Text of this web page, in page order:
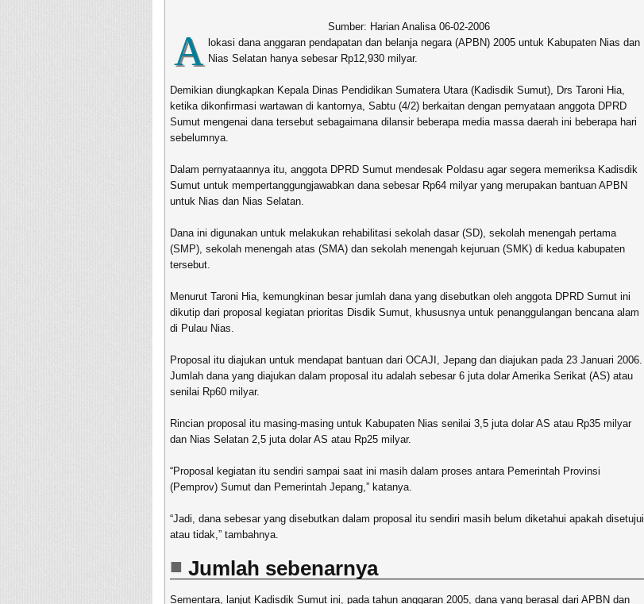
Sumber: Harian Analisa 06-02-2006
A lokasi dana anggaran pendapatan dan belanja negara (APBN) 2005 untuk Kabupaten Nias dan
Nias Selatan hanya sebesar Rp12,930 milyar.
Demikian diungkapkan Kepala Dinas Pendidikan Sumatera Utara (Kadisdik Sumut), Drs Taroni Hia,
ketika dikonfirmasi wartawan di kantornya, Sabtu (4/2) berkaitan dengan pernyataan anggota DPRD
Sumut mengenai dana tersebut sebagaimana dilansir beberapa media massa daerah ini beberapa hari
sebelumnya.
Dalam pernyataannya itu, anggota DPRD Sumut mendesak Poldasu agar segera memeriksa Kadisdik
Sumut untuk mempertanggungjawabkan dana sebesar Rp64 milyar yang merupakan bantuan APBN
untuk Nias dan Nias Selatan.
Dana ini digunakan untuk melakukan rehabilitasi sekolah dasar (SD), sekolah menengah pertama
(SMP), sekolah menengah atas (SMA) dan sekolah menengah kejuruan (SMK) di kedua kabupaten
tersebut.
Menurut Taroni Hia, kemungkinan besar jumlah dana yang disebutkan oleh anggota DPRD Sumut ini
dikutip dari proposal kegiatan prioritas Disdik Sumut, khususnya untuk penanggulangan bencana alam
di Pulau Nias.
Proposal itu diajukan untuk mendapat bantuan dari OCAJI, Jepang dan diajukan pada 23 Januari 2006.
Jumlah dana yang diajukan dalam proposal itu adalah sebesar 6 juta dolar Amerika Serikat (AS) atau
senilai Rp60 milyar.
Rincian proposal itu masing-masing untuk Kabupaten Nias senilai 3,5 juta dolar AS atau Rp35 milyar
dan Nias Selatan 2,5 juta dolar AS atau Rp25 milyar.
“Proposal kegiatan itu sendiri sampai saat ini masih dalam proses antara Pemerintah Provinsi
(Pemprov) Sumut dan Pemerintah Jepang,” katanya.
“Jadi, dana sebesar yang disebutkan dalam proposal itu sendiri masih belum diketahui apakah disetujui
atau tidak,” tambahnya.
Jumlah sebenarnya
Sementara, lanjut Kadisdik Sumut ini, pada tahun anggaran 2005, dana yang berasal dari APBN dan